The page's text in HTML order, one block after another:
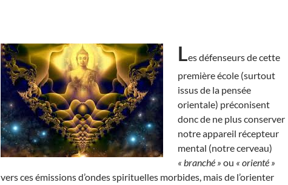
Les défenseurs de cette
première école (surtout
issus de la pensée
orientale) préconisent
donc de ne plus conserver
notre appareil récepteur
mental (notre cerveau)
« branché » ou « orienté »
vers ces émissions d’ondes spirituelles morbides, mais de l’orienter